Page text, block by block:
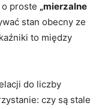
proste „mierzalne
stan obecny ze
to między
do liczby
czy są stale